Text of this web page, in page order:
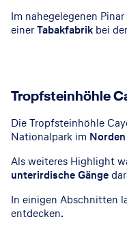
Im nahegelegenen
einerTabakfabrik bei
Tropfsteinhöhle
Die Tropfsteinhöhle
Nationalpark im
Als weiteres Highlight
unterirdische Gänge
In einigen Abschnitten
entdecken.